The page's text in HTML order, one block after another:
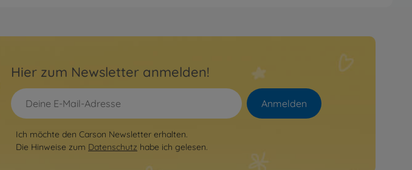
Hier zum Newsletter anmelden!
Anmelden
Ich möchte den Carson Newsletter erhalten.
Die Hinweise zum Datenschutz habe ich gelesen.